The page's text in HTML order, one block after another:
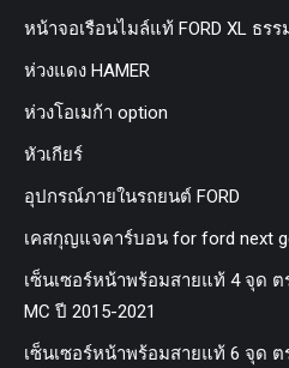
หน้าจอเรือนไมล์แท้ FORD XL ธรร
ห่วงแดง HAMER
ห่วงโอเมก้า option
หัวเกียร์
อุปกรณ์ภายในรถยนต์ FORD
เคสกุญแจคาร์บอน for ford next
เซ็นเซอร์หน้าพร้อมสายแท้ 4 จุด ต
MC ปี 2015-2021
เซ็นเซอร์หน้าพร้อมสายแท้ 6 จุด ต